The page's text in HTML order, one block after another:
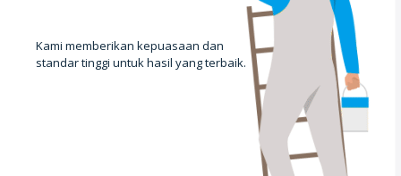
Kami memberikan kepuasaan dan
standar tinggi untuk hasil yang terbaik.